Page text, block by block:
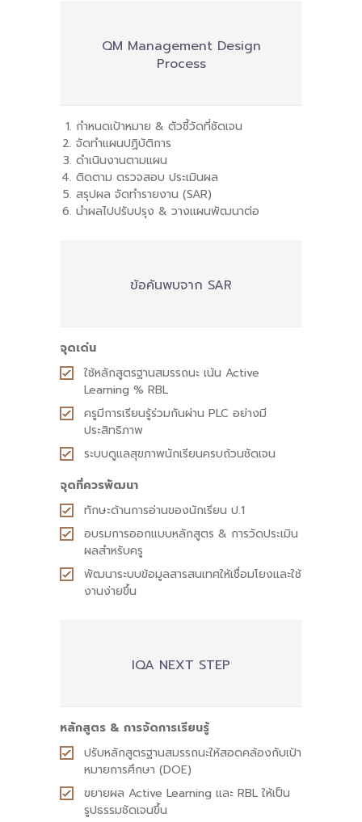
QM Management Design
Process
กำหนดเป้าหมาย & ตัวชี้วัดที่ชัดเจน
จัดทำแผนปฏิบัติการ
ดำเนินงานตามแผน
ติดตาม ตรวจสอบ ประเมินผล
สรุปผล จัดทำรายงาน (SAR)
นำผลไปปรับปรุง & วางแผนพัฒนาต่อ
ข้อค้นพบจาก SAR
จุดเด่น
ใช้หลักสูตรฐานสมรรถนะ เน้น Active
Learning % RBL
ครูมีการเรียนรู้ร่วมกันผ่าน PLC อย่างมี
ประสิทธิภาพ
ระบบดูแลสุขภาพนักเรียนครบถ้วนชัดเจน
จุดที่ควรพัฒนา
ทักษะด้านการอ่านของนักเรียน ป.1
อบรมการออกแบบหลักสูตร & การวัดประเมิน
ผลสำหรับครู
พัฒนาระบบข้อมูลสารสนเทศให้เชื่อมโยงและใช้
งานง่ายขึ้น
IQA NEXT STEP
หลักสูตร & การจัดการเรียนรู้
ปรับหลักสูตรฐานสมรรถนะให้สอดคล้องกับเป้า
หมายการศึกษา (DOE)
ขยายผล Active Learning และ RBL ให้เป็น
รูปธรรมชัดเจนขึ้น